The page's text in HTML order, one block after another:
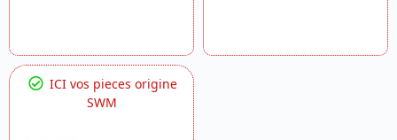
ICI vos pieces origine
SWM